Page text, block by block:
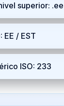
superior: .ee
EE / EST
ISO: 233